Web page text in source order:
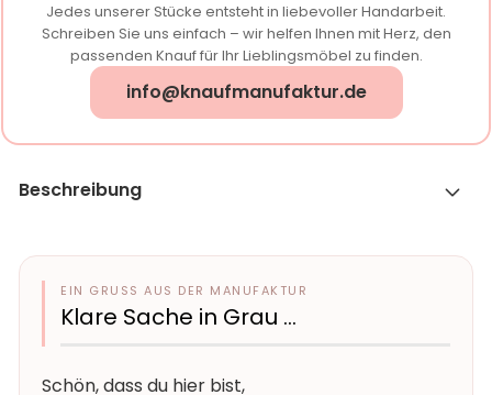
Jedes unserer Stücke entsteht in liebevoller Handarbeit.
Schreiben Sie uns einfach – wir helfen Ihnen mit Herz, den
passenden Knauf für Ihr Lieblingsmöbel zu finden.
info@knaufmanufaktur.de
Beschreibung
EIN GRUSS AUS DER MANUFAKTUR
Klare Sache in Grau …
Schön, dass du hier bist,